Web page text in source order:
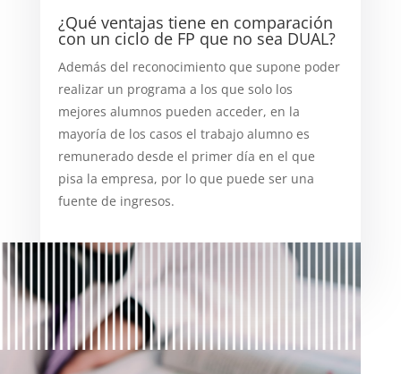
¿Qué ventajas tiene en comparación
con un ciclo de FP que no sea DUAL?
Además del reconocimiento que supone poder
realizar un programa a los que solo los
mejores alumnos pueden acceder, en la
mayoría de los casos el trabajo alumno es
remunerado desde el primer día en el que
pisa la empresa, por lo que puede ser una
fuente de ingresos.